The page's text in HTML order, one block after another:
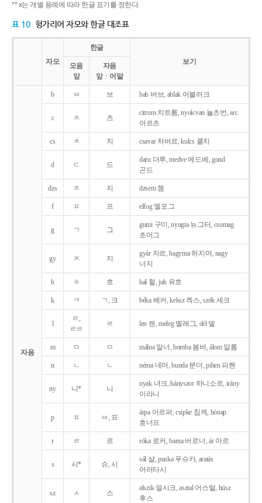
** x는 개별 용례에 따라 한글 표기를 정한다.
표 10 헝가리어 자모와 한글 대조표
자모
한글
보기
모음
앞
자음
앞ㆍ어말
자음
b ㅂ 브 bab 버브, ablak 어블러크
c ㅊ 츠
citrom 치트롬, nyolcvan 뇰츠번, arc
어르츠
cs ㅊ 치 csavar 처버르, kulcs 쿨치
d ㄷ 드
daru 더루, medve 메드베, gond
곤드
dzs ㅈ 지 dzsem 젬
f ㅍ 프 elfog 엘포그
g ㄱ 그
gumi 구미, nyugta 뉴그터, csomag
초머그
gy ㅈ 지
gyár 자르, hagyma 허지머, nagy
너지
h ㅎ 흐 hal 헐, juh 유흐
k ㅋ ㄱ, 크 béka 베커, keksz 켁스, szék 세크
l
ㄹ,
ㄹㄹ
ㄹ len 렌, meleg 멜레그, dél 델
m ㅁ ㅁ málna 말너, bomba 봄버, álom 알롬
n ㄴ ㄴ néma 네머, bunda 분더, pihen 피헨
ny 니* 니
nyak 녀크, hányszor 하니소르, irány
이라니
p ㅍ ㅂ, 프
árpa 아르퍼, csipke 칩케, hónap
호너프
r ㄹ 르 róka 로커, barna 버르너, ár 아르
s 시* 슈, 시
sál 샬, puska 푸슈카, aratás
어러타시
sz ㅅ 스
alszik 얼시크, asztal 어스털, húsz
후스